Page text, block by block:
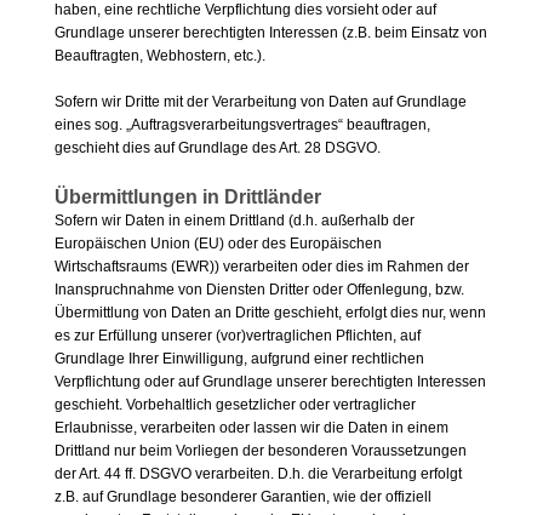
haben, eine rechtliche Verpflichtung dies vorsieht oder auf
Grundlage unserer berechtigten Interessen (z.B. beim Einsatz von
Beauftragten, Webhostern, etc.).
Sofern wir Dritte mit der Verarbeitung von Daten auf Grundlage
eines sog. „Auftragsverarbeitungsvertrages“ beauftragen,
geschieht dies auf Grundlage des Art. 28 DSGVO.
Übermittlungen in Drittländer
Sofern wir Daten in einem Drittland (d.h. außerhalb der
Europäischen Union (EU) oder des Europäischen
Wirtschaftsraums (EWR)) verarbeiten oder dies im Rahmen der
Inanspruchnahme von Diensten Dritter oder Offenlegung, bzw.
Übermittlung von Daten an Dritte geschieht, erfolgt dies nur, wenn
es zur Erfüllung unserer (vor)vertraglichen Pflichten, auf
Grundlage Ihrer Einwilligung, aufgrund einer rechtlichen
Verpflichtung oder auf Grundlage unserer berechtigten Interessen
geschieht. Vorbehaltlich gesetzlicher oder vertraglicher
Erlaubnisse, verarbeiten oder lassen wir die Daten in einem
Drittland nur beim Vorliegen der besonderen Voraussetzungen
der Art. 44 ff. DSGVO verarbeiten. D.h. die Verarbeitung erfolgt
z.B. auf Grundlage besonderer Garantien, wie der offiziell